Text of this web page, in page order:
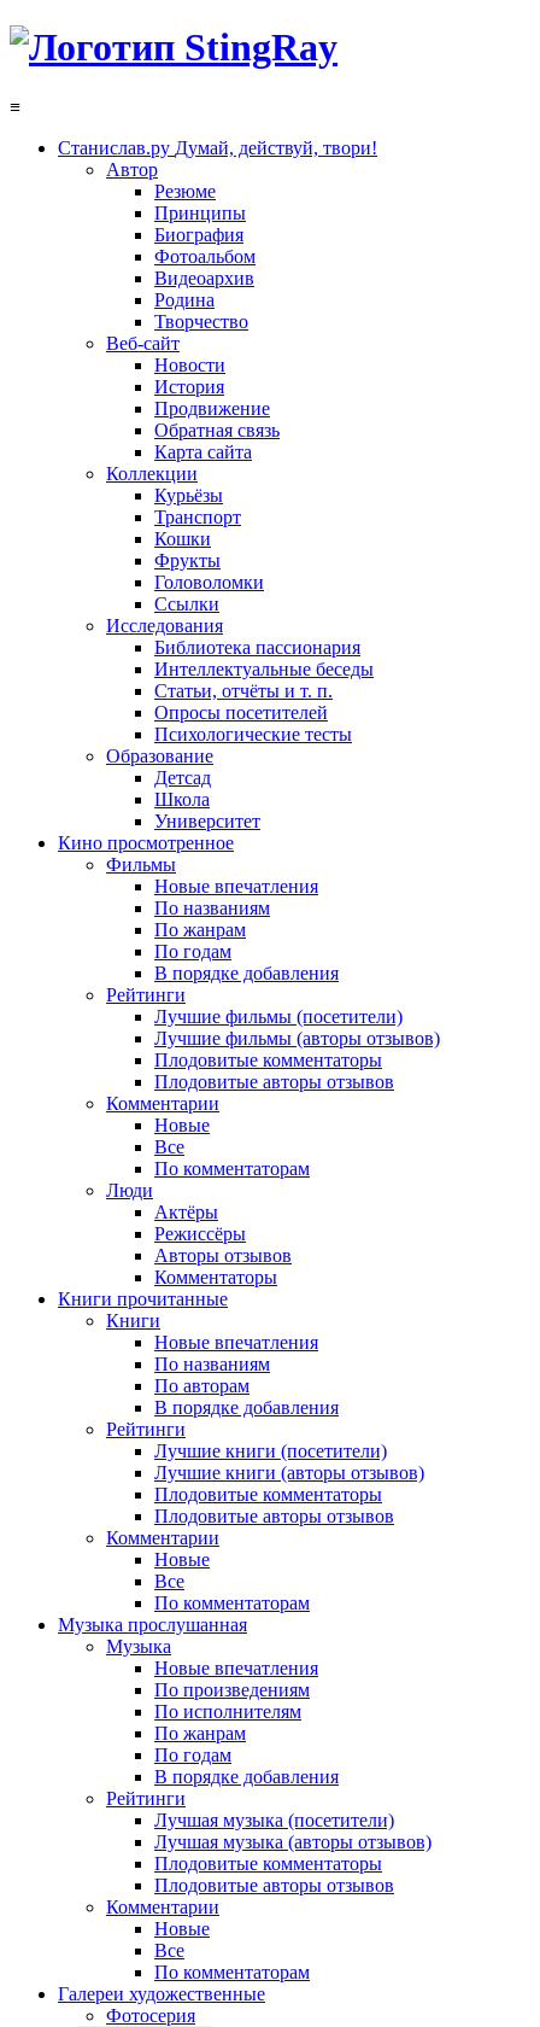
≡
Станислав.ру Думай, действуй, твори!
Автор
Резюме
Принципы
Биография
Фотоальбом
Видеоархив
Родина
Творчество
Веб-сайт
Новости
История
Продвижение
Обратная связь
Карта сайта
Коллекции
Курьёзы
Транспорт
Кошки
Фрукты
Головоломки
Ссылки
Исследования
Библиотека пассионария
Интеллектуальные беседы
Статьи, отчёты и т. п.
Опросы посетителей
Психологические тесты
Образование
Детсад
Школа
Университет
Кино просмотренное
Фильмы
Новые впечатления
По названиям
По жанрам
По годам
В порядке добавления
Рейтинги
Лучшие фильмы (посетители)
Лучшие фильмы (авторы отзывов)
Плодовитые комментаторы
Плодовитые авторы отзывов
Комментарии
Новые
Все
По комментаторам
Люди
Актёры
Режиссёры
Авторы отзывов
Комментаторы
Книги прочитанные
Книги
Новые впечатления
По названиям
По авторам
В порядке добавления
Рейтинги
Лучшие книги (посетители)
Лучшие книги (авторы отзывов)
Плодовитые комментаторы
Плодовитые авторы отзывов
Комментарии
Новые
Все
По комментаторам
Музыка прослушанная
Музыка
Новые впечатления
По произведениям
По исполнителям
По жанрам
По годам
В порядке добавления
Рейтинги
Лучшая музыка (посетители)
Лучшая музыка (авторы отзывов)
Плодовитые комментаторы
Плодовитые авторы отзывов
Комментарии
Новые
Все
По комментаторам
Галереи художественные
Фотосерия